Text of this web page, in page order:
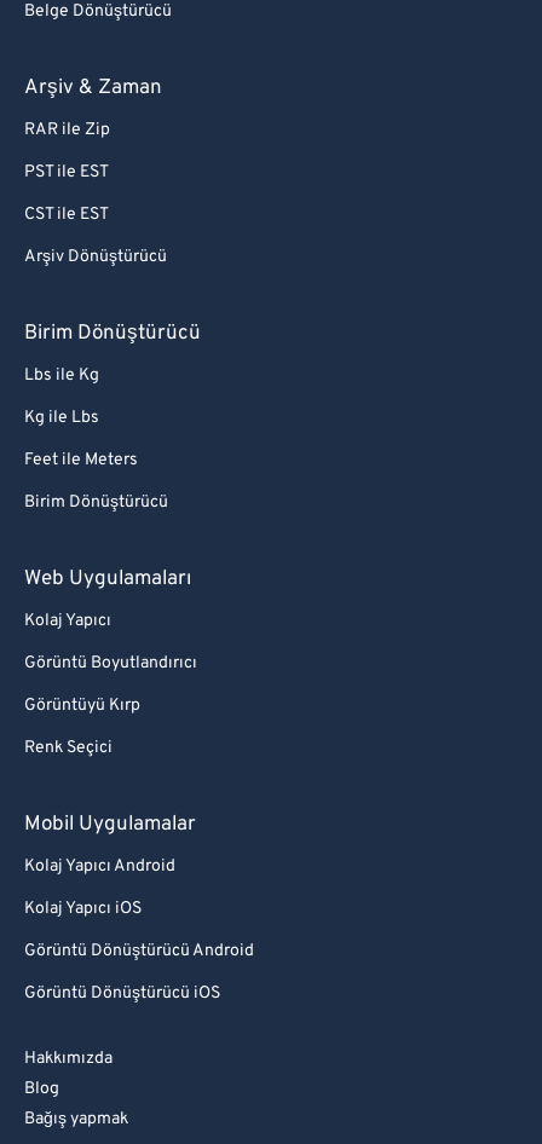
Belge Dönüştürücü
Arşiv & Zaman
RAR ile Zip
PST ile EST
CST ile EST
Arşiv Dönüştürücü
Birim Dönüştürücü
Lbs ile Kg
Kg ile Lbs
Feet ile Meters
Birim Dönüştürücü
Web Uygulamaları
Kolaj Yapıcı
Görüntü Boyutlandırıcı
Görüntüyü Kırp
Renk Seçici
Mobil Uygulamalar
Kolaj Yapıcı Android
Kolaj Yapıcı iOS
Görüntü Dönüştürücü Android
Görüntü Dönüştürücü iOS
Hakkımızda
Blog
Bağış yapmak